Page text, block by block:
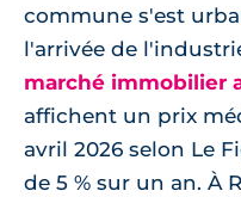
commune s'est
l'arrivée de
marché immobilier
affichent un prix
avril 2026 selon Le
de 5 % sur un an. À